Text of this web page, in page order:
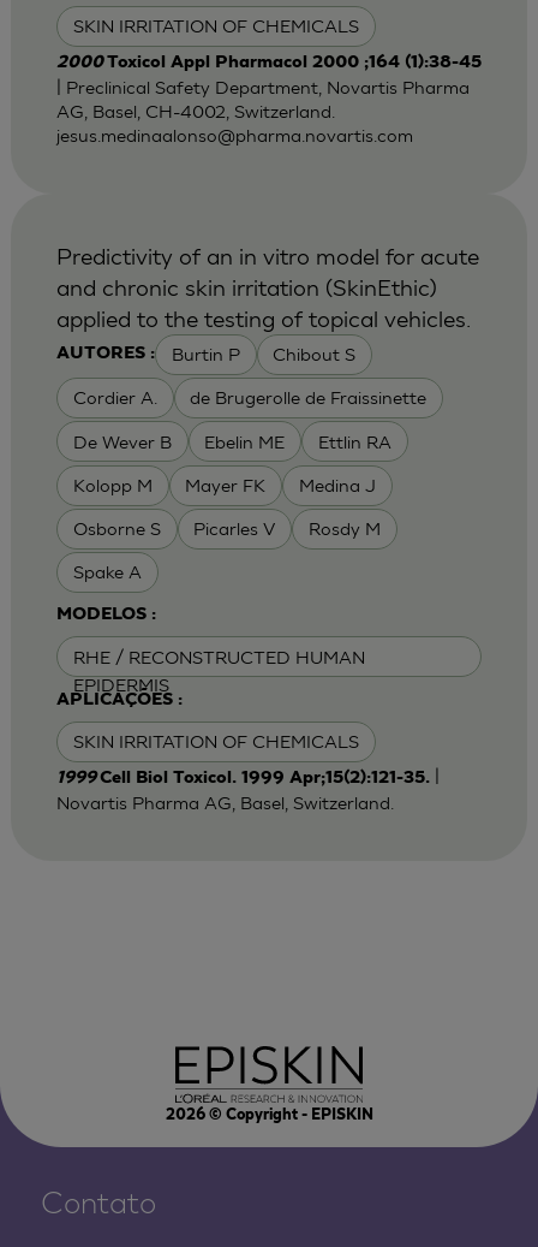
SKIN IRRITATION OF CHEMICALS
2000Toxicol Appl Pharmacol 2000 ;164 (1):38-45
| Preclinical Safety Department, Novartis Pharma
AG, Basel, CH-4002, Switzerland.
jesus.medinaalonso@pharma.novartis.com
AUTORES : Burtin P Chibout S
Cordier A. de Brugerolle de Fraissinette
De Wever B Ebelin ME Ettlin RA
Kolopp M Mayer FK Medina J
Osborne S Picarles V Rosdy M
Spake A
MODELOS :
RHE / RECONSTRUCTED HUMAN
EPIDERMIS
APLICAÇÕES :
SKIN IRRITATION OF CHEMICALS
Predictivity of an in vitro model for acute
and chronic skin irritation (SkinEthic)
applied to the testing of topical vehicles.
1999Cell Biol Toxicol. 1999 Apr;15(2):121-35.
Novartis Pharma AG, Basel, Switzerland.
2026© Copyright - EPISKIN
Contato